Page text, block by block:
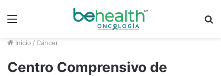
Inicio / Cáncer
Centro Comprensivo de